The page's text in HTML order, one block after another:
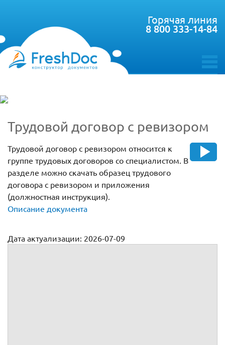
toggle
Горячая линия
8 800 333-14-84
Трудовой договор с ревизором
Трудовой договор с ревизором относится к
группе трудовых договоров со специалистом. В
разделе можно скачать образец трудового
договора с ревизором и приложения
(должностная инструкция).
Описание документа
Дата актуализации: 2026-07-09